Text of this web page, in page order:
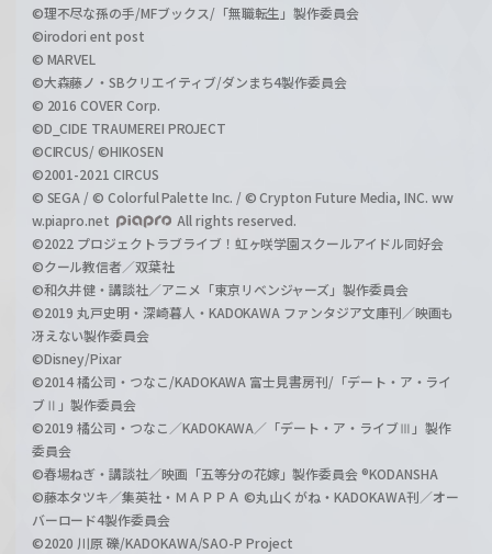
©理不尽な孫の手/MFブックス/「無職転生」製作委員会
©irodori ent post
© MARVEL
©大森藤ノ・SBクリエイティブ/ダンまち4製作委員会
© 2016 COVER Corp.
©D_CIDE TRAUMEREI PROJECT
©CIRCUS/ ©HIKOSEN
©2001-2021 CIRCUS
© SEGA / © Colorful Palette Inc. / © Crypton Future Media, INC. ww
w.piapro.net
All rights reserved.
©2022 プロジェクトラブライブ！虹ヶ咲学園スクールアイドル同好会
©クール教信者／双葉社
©和久井健・講談社／アニメ「東京リベンジャーズ」製作委員会
©2019 丸戸史明・深崎暮人・KADOKAWA ファンタジア文庫刊／映画も
冴えない製作委員会
©Disney/Pixar
©2014 橘公司・つなこ/KADOKAWA 富士見書房刊/「デート・ア・ライ
ブⅡ」製作委員会
©2019 橘公司・つなこ／KADOKAWA／「デート・ア・ライブⅢ」製作
委員会
©春場ねぎ・講談社／映画「五等分の花嫁」製作委員会 ®KODANSHA
©藤本タツキ／集英社・ＭＡＰＰＡ ©丸山くがね・KADOKAWA刊／オー
バーロード4製作委員会
©2020 川原 礫/KADOKAWA/SAO-P Project